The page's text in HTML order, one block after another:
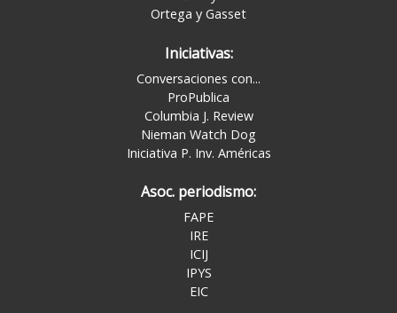
Ortega y Gasset
Iniciativas:
Conversaciones con...
ProPublica
Columbia J. Review
Nieman Watch Dog
Iniciativa P. Inv. Américas
Asoc. periodismo:
FAPE
IRE
ICIJ
IPYS
EIC